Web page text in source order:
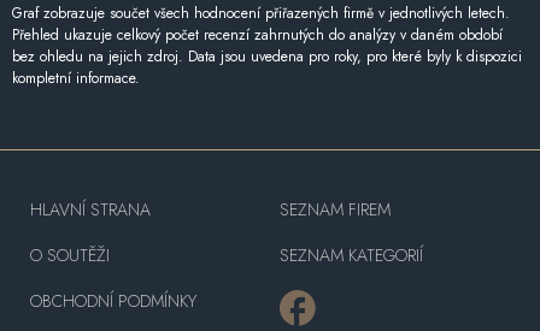
Graf zobrazuje součet všech hodnocení přiřazených firmě v jednotlivých letech.
Přehled ukazuje celkový počet recenzí zahrnutých do analýzy v daném období
bez ohledu na jejich zdroj. Data jsou uvedena pro roky, pro které byly k dispozici
kompletní informace.
HLAVNÍ STRANA
O SOUTĚŽI
OBCHODNÍ PODMÍNKY
SEZNAM FIREM
SEZNAM KATEGORIÍ